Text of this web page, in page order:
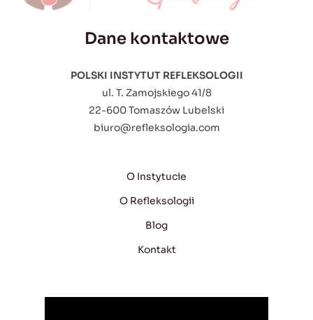
Dane kontaktowe
POLSKI INSTYTUT REFLEKSOLOGII
ul. T. Zamojskiego 41/8
22-600 Tomaszów Lubelski
biuro@refleksologia.com
O Instytucie
O Refleksologii
Blog
Kontakt